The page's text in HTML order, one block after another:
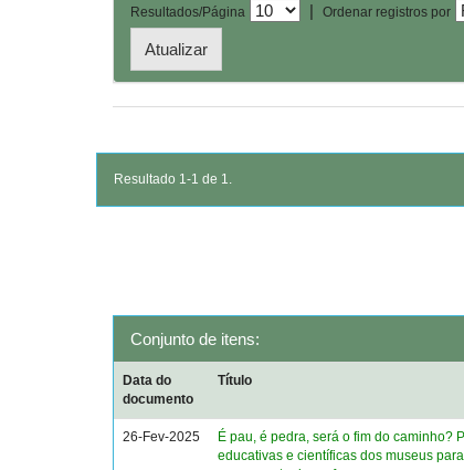
Resultados/Página | Ordenar registros por
Resultado 1-1 de 1.
Conjunto de itens:
Data do
documento
Título
26-Fev-2025
É pau, é pedra, será o fim do caminho?
educativas e científicas dos museus